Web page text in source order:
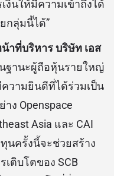
งินให้มีความเข้าถึงได้
กลุ่มนี้ได้”
าที่บริหาร บริษัท เอส
ฐานะผู้ถือหุ้นรายใหญ่
ความยินดีที่ได้ร่วมเป็น
ง Openspace
Asia และ CAI
นครั้งนี้จะช่วยสร้าง
ติบโตของ SCB